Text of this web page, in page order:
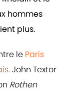
hommes
plus.
le Paris
. John Textor
Rothen